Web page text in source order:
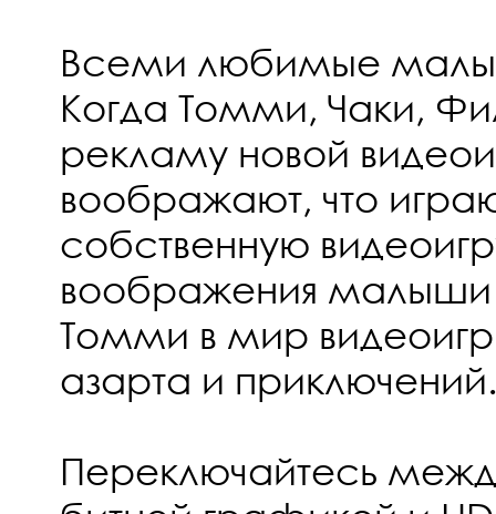
Всеми любимые
Когда Томми, Чаки,
рекламу новой
воображают, что
собственную
воображения
Томми в мир
азарта и приключений.
Переключайтесь